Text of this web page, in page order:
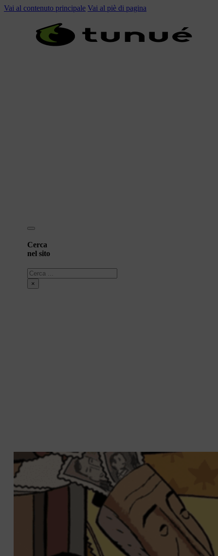
Vai al contenuto principale Vai al piè di pagina
Cerca
nel sito
Cerca
×